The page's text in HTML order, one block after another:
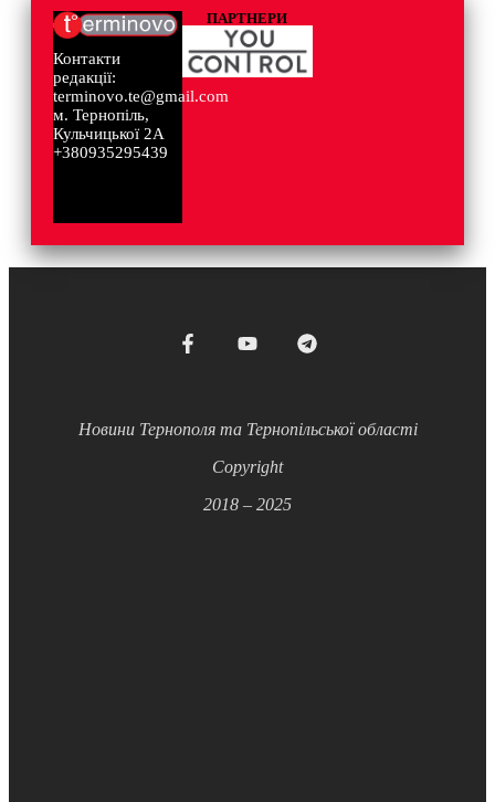
Контакти
редакції:
terminovo.te@gmail.com
м. Тернопіль,
Кульчицької 2А
+380935295439
ПАРТНЕРИ
Новини Тернополя та Тернопільської області
Copyright
2018 – 2025